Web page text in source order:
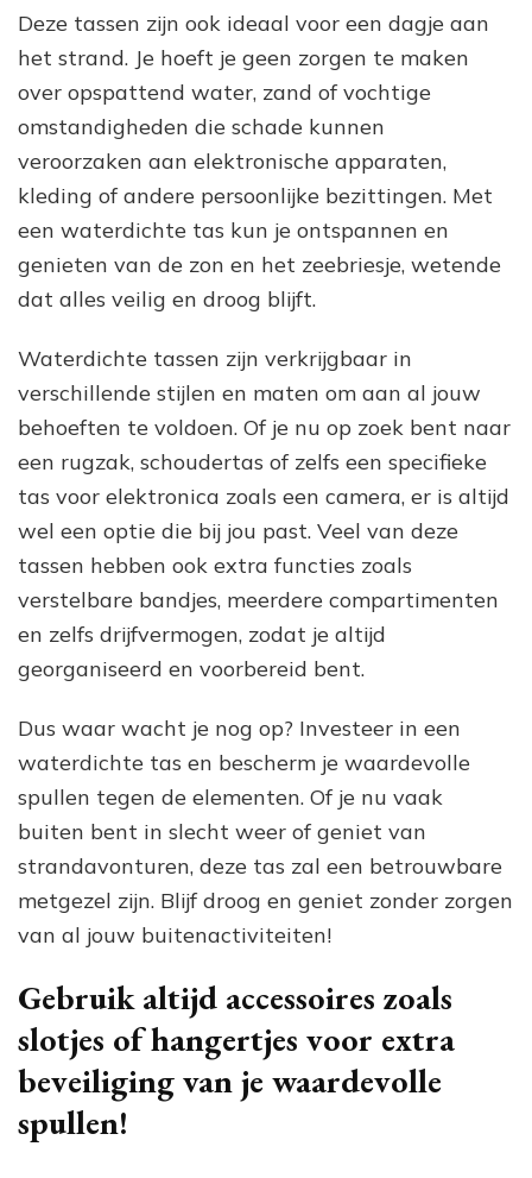
Deze tassen zijn ook ideaal voor een dagje aan
het strand. Je hoeft je geen zorgen te maken
over opspattend water, zand of vochtige
omstandigheden die schade kunnen
veroorzaken aan elektronische apparaten,
kleding of andere persoonlijke bezittingen. Met
een waterdichte tas kun je ontspannen en
genieten van de zon en het zeebriesje, wetende
dat alles veilig en droog blijft.
Waterdichte tassen zijn verkrijgbaar in
verschillende stijlen en maten om aan al jouw
behoeften te voldoen. Of je nu op zoek bent naar
een rugzak, schoudertas of zelfs een specifieke
tas voor elektronica zoals een camera, er is altijd
wel een optie die bij jou past. Veel van deze
tassen hebben ook extra functies zoals
verstelbare bandjes, meerdere compartimenten
en zelfs drijfvermogen, zodat je altijd
georganiseerd en voorbereid bent.
Dus waar wacht je nog op? Investeer in een
waterdichte tas en bescherm je waardevolle
spullen tegen de elementen. Of je nu vaak
buiten bent in slecht weer of geniet van
strandavonturen, deze tas zal een betrouwbare
metgezel zijn. Blijf droog en geniet zonder zorgen
van al jouw buitenactiviteiten!
Gebruik altijd accessoires zoals
slotjes of hangertjes voor extra
beveiliging van je waardevolle
spullen!